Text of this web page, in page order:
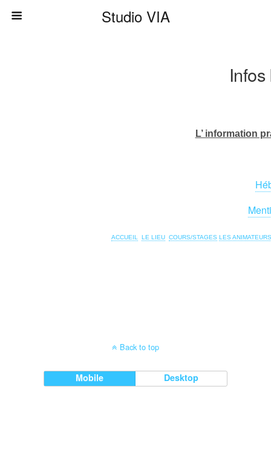
Studio VIA
L’ information
ACCUEIL LE LIEU COURS/STAGES LES ANIMATEURS
Back to top
Mobile Desktop